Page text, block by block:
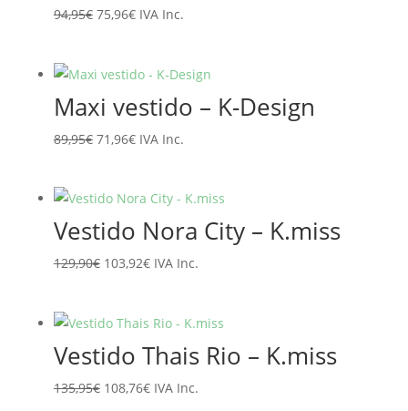
94,95€ El
era:
94,95€.
75,96€El
es:
75,96€.
IVA Inc.
Maxi vestido – K-Design
89,95€ El
era:
89,95€.
71,96€El
es:
71,96€.
IVA Inc.
Vestido Nora City – K.miss
129,90€ El
era:
129,90€.
103,92€El
es:
103,92€.
IVA Inc.
Vestido Thais Rio – K.miss
135,95€ El
108,76€ElIVA Inc.